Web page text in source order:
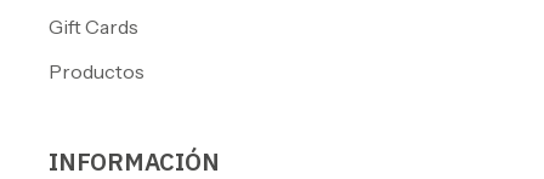
Gift Cards
Productos
INFORMACIÓN